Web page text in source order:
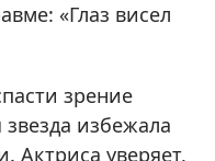
«Глаз висел
зрение
избежала
Актриса уверяет,